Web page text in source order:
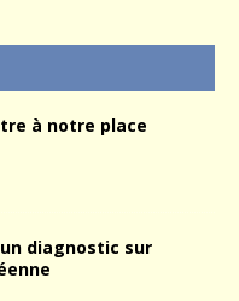
à notre place
diagnostic sur